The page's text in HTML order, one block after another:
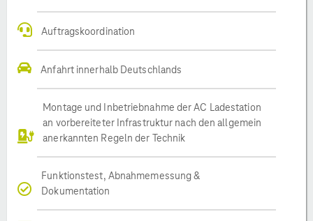
Auftragskoordination
Anfahrt innerhalb Deutschlands
Montage und Inbetriebnahme der AC Ladestation
an vorbereiteter Infrastruktur nach den allgemein
anerkannten Regeln der Technik
Funktionstest, Abnahmemessung &
Dokumentation